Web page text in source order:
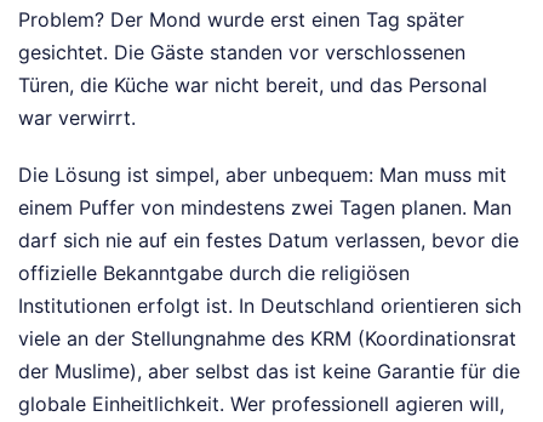
Problem? Der Mond wurde erst einen Tag später
gesichtet. Die Gäste standen vor verschlossenen
Türen, die Küche war nicht bereit, und das Personal
war verwirrt.
Die Lösung ist simpel, aber unbequem: Man muss mit
einem Puffer von mindestens zwei Tagen planen. Man
darf sich nie auf ein festes Datum verlassen, bevor die
offizielle Bekanntgabe durch die religiösen
Institutionen erfolgt ist. In Deutschland orientieren sich
viele an der Stellungnahme des KRM (Koordinationsrat
der Muslime), aber selbst das ist keine Garantie für die
globale Einheitlichkeit. Wer professionell agieren will,